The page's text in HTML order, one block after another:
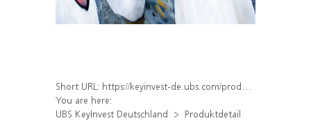
Short URL: https://keyinvest-de.ubs.com/produkt/detail/index/isin/DE000WA6CHK8
You are here:
UBS KeyInvest Deutschland
Produktdetail